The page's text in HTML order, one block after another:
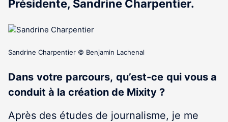
Présidente, Sandrine Charpentier.
Sandrine Charpentier © Benjamin Lachenal
Dans votre parcours, qu’est-ce qui vous a
conduit à la création de Mixity ?
Après des études de journalisme, je me